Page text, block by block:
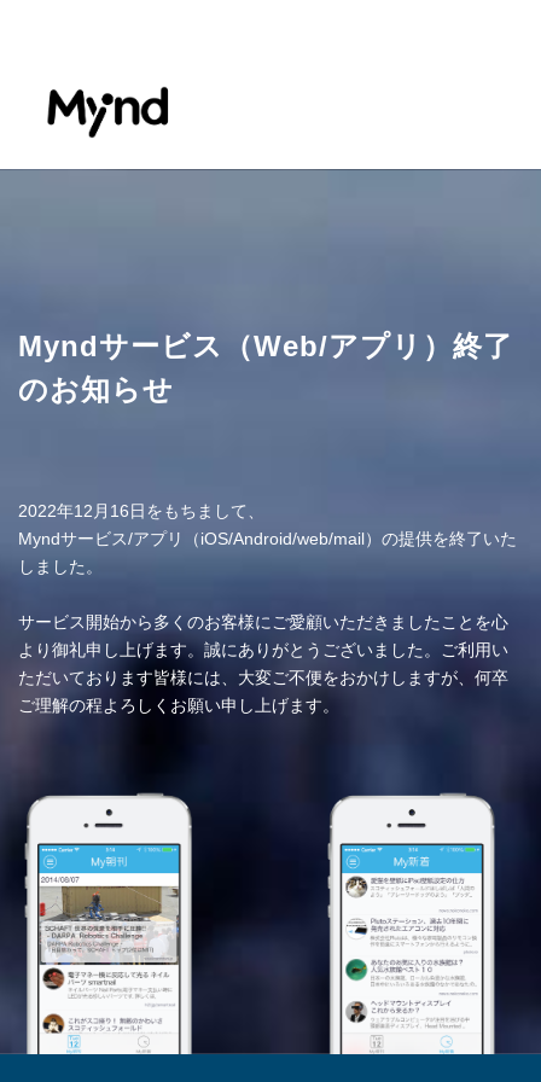
Myndサービス（Web/アプリ）終了
のお知らせ
2022年12月16日をもちまして、
Myndサービス/アプリ（iOS/Android/web/mail）の提供を終了いた
しました。
サービス開始から多くのお客様にご愛顧いただきましたことを心
より御礼申し上げます。誠にありがとうございました。ご利用い
ただいております皆様には、大変ご不便をおかけしますが、何卒
ご理解の程よろしくお願い申し上げます。